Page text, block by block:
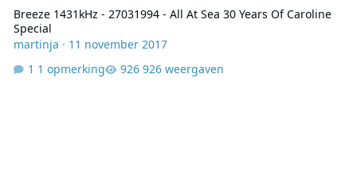
Breeze 1431kHz - 27031994 - All At Sea 30 Years Of Caroline
Special
martinja · 11 november 2017
1 opmerking
926 weergaven